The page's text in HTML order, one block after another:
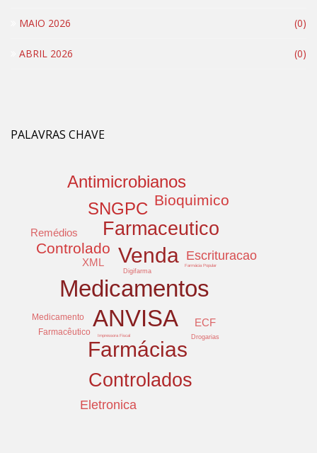
MAIO 2026 (0)
ABRIL 2026 (0)
PALAVRAS CHAVE
Medicamentos
ANVISA
Venda
Farmácias
Farmaceutico
Controlados
SNGPC
Antimicrobianos
Controlado
Bioquimico
Eletronica
Escrituracao
XML
ECF
Remédios
Medicamento
Farmacêutico
Digifarma
Drogarias
Farmácia Popular
Impressora Fiscal